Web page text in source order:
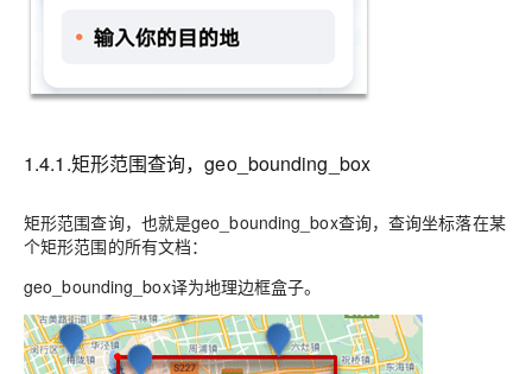
1.4.1.矩形范围查询，geo_bounding_box
矩形范围查询，也就是geo_bounding_box查询，查询坐标落在某
个矩形范围的所有文档：
geo_bounding_box译为地理边框盒子。